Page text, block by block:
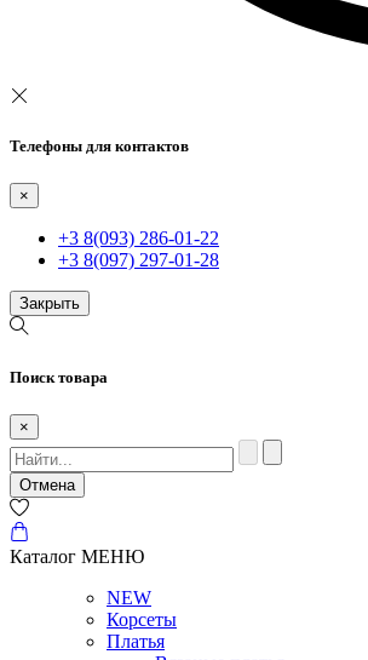
Телефоны для контактов
×
+3 8(093) 286-01-22
+3 8(097) 297-01-28
Закрыть
Поиск товара
×
Отмена
Каталог МЕНЮ
NEW
Корсеты
Платья